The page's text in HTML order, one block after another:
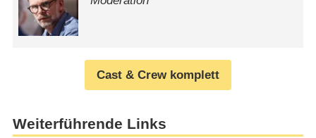
Cast & Crew komplett
Weiterführende Links